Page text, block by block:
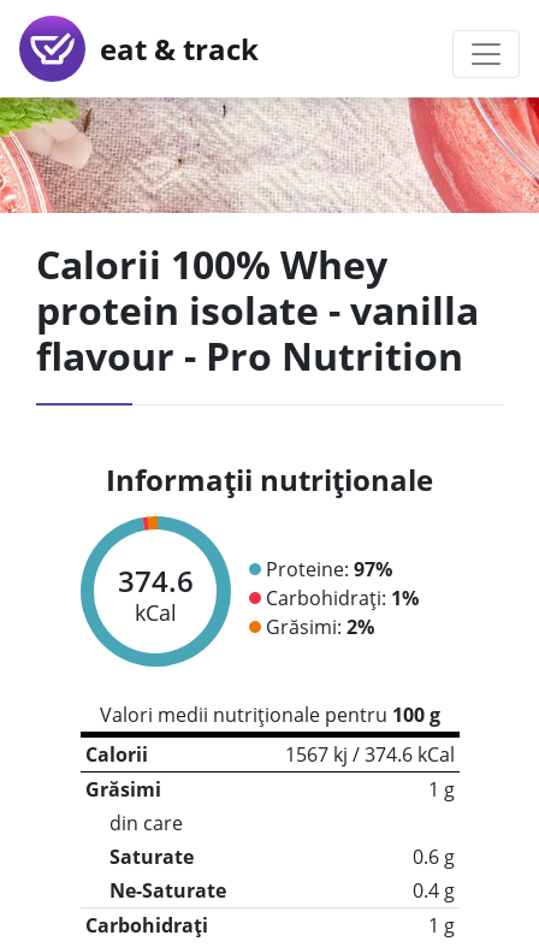
eat & track
Calorii 100% Whey
protein isolate - vanilla
flavour - Pro Nutrition
Informații nutriționale
374.6
kCal
Proteine: 97%
Carbohidrați: 1%
Grăsimi: 2%
Valori medii nutriționale pentru 100 g
Calorii
1567 kj / 374.6 kCal
Grăsimi
1 g
din care
Saturate
0.6 g
Ne-Saturate
0.4 g
Carbohidrați
1 g